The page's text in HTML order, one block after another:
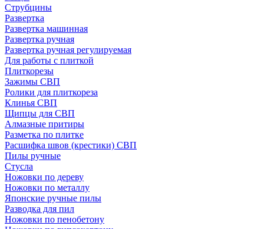
Струбцины
Развертка
Развертка машинная
Развертка ручная
Развертка ручная регулируемая
Для работы с плиткой
Плиткорезы
Зажимы СВП
Ролики для плиткореза
Клинья СВП
Щипцы для СВП
Алмазные притиры
Разметка по плитке
Расшифка швов (крестики) СВП
Пилы ручные
Стусла
Ножовки по дереву
Ножовки по металлу
Японские ручные пилы
Разводка для пил
Ножовки по пенобетону